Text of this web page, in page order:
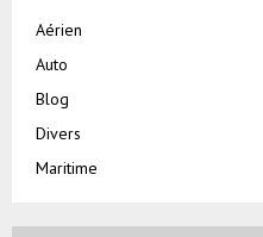
Aérien
Auto
Blog
Divers
Maritime